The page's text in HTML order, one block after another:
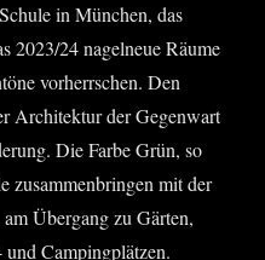
in Mün­chen, das
2023/24 nagel­neue Räu­me
vor­herr­schen. Den
Archi­tek­tur der Gegen­wart
Die Far­be Grün, so
zusam­men­brin­gen mit der
Über­gang zu Gär­ten,
und Cam­ping­plät­zen.